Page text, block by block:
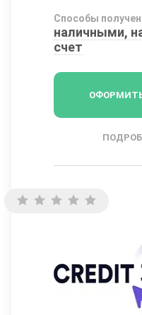
Способы
наличными,
счет